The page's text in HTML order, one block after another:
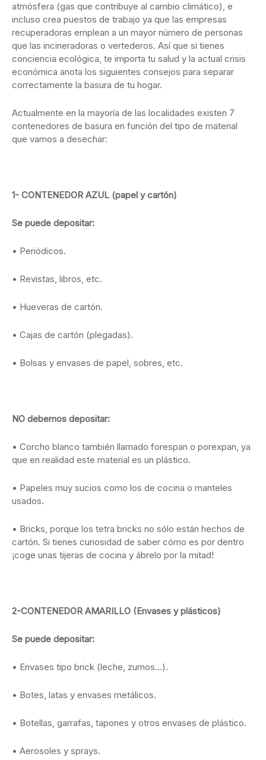
atmósfera (gas que contribuye al cambio climático), e
incluso crea puestos de trabajo ya que las empresas
recuperadoras emplean a un mayor número de personas
que las incineradoras o vertederos. Así que si tienes
conciencia ecológica, te importa tu salud y la actual crisis
económica anota los siguientes consejos para separar
correctamente la basura de tu hogar.
Actualmente en la mayoría de las localidades existen 7
contenedores de basura en función del tipo de material
que vamos a desechar:
1- CONTENEDOR AZUL (papel y cartón)
Se puede depositar:
• Periódicos.
• Revistas, libros, etc.
• Hueveras de cartón.
• Cajas de cartón (plegadas).
• Bolsas y envases de papel, sobres, etc.
NO debemos depositar:
• Corcho blanco también llamado forespan o porexpan, ya
que en realidad este material es un plástico.
• Papeles muy sucios como los de cocina o manteles
usados.
• Bricks, porque los tetra bricks no sólo están hechos de
cartón. Si tienes curiosidad de saber cómo es por dentro
¡coge unas tijeras de cocina y ábrelo por la mitad!
2-CONTENEDOR AMARILLO (Envases y plásticos)
Se puede depositar:
• Envases tipo brick (leche, zumos…).
• Botes, latas y envases metálicos.
• Botellas, garrafas, tapones y otros envases de plástico.
• Aerosoles y sprays.